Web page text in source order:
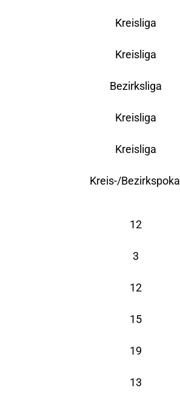
Kreisliga
Kreisliga
Bezirksliga
Kreisliga
Kreisliga
Kreis-/Bezirkspokal
12
3
12
15
19
13